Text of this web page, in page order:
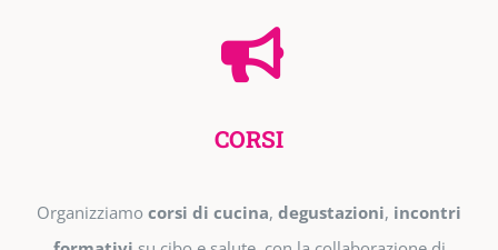
CORSI
Organizziamo corsi di cucina, degustazioni, incontri